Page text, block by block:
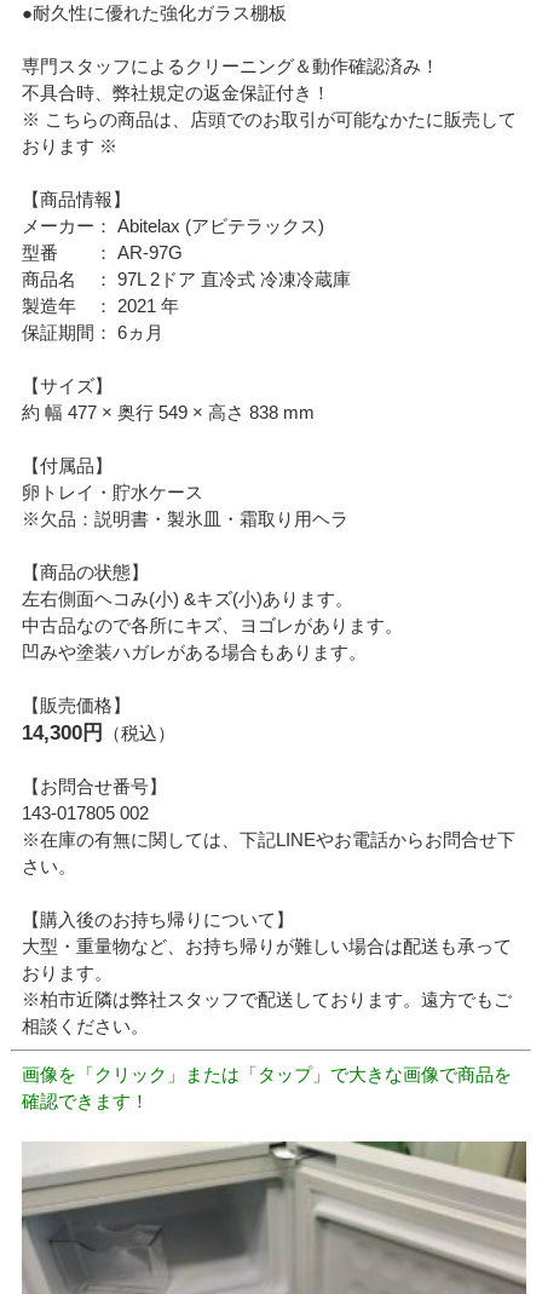
●耐久性に優れた強化ガラス棚板
専門スタッフによるクリーニング＆動作確認済み！
不具合時、弊社規定の返金保証付き！
※ こちらの商品は、店頭でのお取引が可能なかたに販売して
おります ※
【商品情報】
メーカー： Abitelax (アビテラックス)
型番 ： AR-97G
商品名 ： 97L 2ドア 直冷式 冷凍冷蔵庫
製造年 ： 2021 年
保証期間： 6ヵ月
【サイズ】
約 幅 477 × 奥行 549 × 高さ 838 mm
【付属品】
卵トレイ・貯水ケース
※欠品：説明書・製氷皿・霜取り用ヘラ
【商品の状態】
左右側面ヘコみ(小) &キズ(小)あります。
中古品なので各所にキズ、ヨゴレがあります。
凹みや塗装ハガレがある場合もあります。
【販売価格】
14,300円 （税込）
【お問合せ番号】
143-017805 002
※在庫の有無に関しては、下記LINEやお電話からお問合せ下
さい。
【購入後のお持ち帰りについて】
大型・重量物など、お持ち帰りが難しい場合は配送も承って
おります。
※柏市近隣は弊社スタッフで配送しております。遠方でもご
相談ください。
画像を「クリック」または「タップ」で大きな画像で商品を
確認できます！